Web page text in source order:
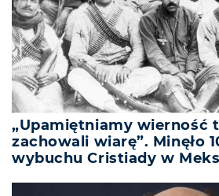
„Upamiętniamy wierność
zachowali wiarę”. Minęło
wybuchu Cristiady w